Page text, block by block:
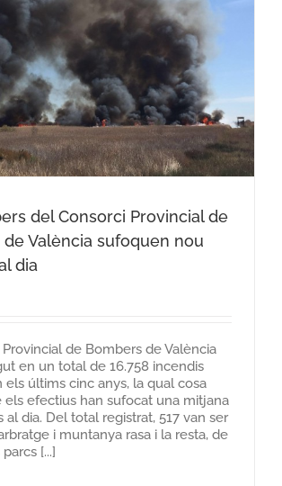
del Consorci Provincial de
València sufoquen nou
dia
Provincial de Bombers de València
en un total de 16.758 incendis
els últims cinc anys, la qual cosa
els efectius han sufocat una mitjana
al dia. Del total registrat, 517 van ser
i muntanya rasa i la resta, de
[...]